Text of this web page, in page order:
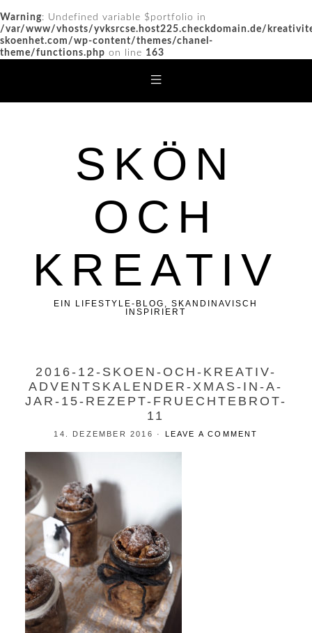
Warning: Undefined variable $portfolio in
/var/www/vhosts/yvksrcse.host225.checkdomain.de/
skoenhet.com/wp-content/themes/chanel-
theme/functions.php on line 163
SKÖN
OCH
KREATIV
EIN LIFESTYLE-BLOG, SKANDINAVISCH
INSPIRIERT
2016-12-SKOEN-OCH-KREATIV-
ADVENTSKALENDER-XMAS-IN-A-
JAR-15-REZEPT-FRUECHTEBROT-
11
14. DEZEMBER 2016 · LEAVE A COMMENT